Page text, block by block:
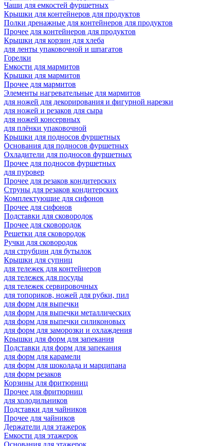
Чаши для емкостей фуршетных
Крышки для контейнеров для продуктов
Полки дренажные для контейнеров для продуктов
Прочее для контейнеров для продуктов
Крышки для корзин для хлеба
для ленты упаковочной и шпагатов
Горелки
Емкости для мармитов
Крышки для мармитов
Прочее для мармитов
Элементы нагревательные для мармитов
для ножей для декорирования и фигурной нарезки
для ножей и резаков для сыра
для ножей консервных
для плёнки упаковочной
Крышки для подносов фуршетных
Основания для подносов фуршетных
Охладители для подносов фуршетных
Прочее для подносов фуршетных
для пуровер
Прочее для резаков кондитерских
Струны для резаков кондитерских
Комплектующие для сифонов
Прочее для сифонов
Подставки для сковородок
Прочее для сковородок
Решетки для сковородок
Ручки для сковородок
для струбцин для бутылок
Крышки для супниц
для тележек для контейнеров
для тележек для посуды
для тележек сервировочных
для топориков, ножей для рубки, пил
для форм для выпечки
для форм для выпечки металлических
для форм для выпечки силиконовых
для форм для заморозки и охлаждения
Крышки для форм для запекания
Подставки для форм для запекания
для форм для карамели
для форм для шоколада и марципана
для форм резаков
Корзины для фритюрниц
Прочее для фритюрниц
для холодильников
Подставки для чайников
Прочее для чайников
Держатели для этажерок
Емкости для этажерок
Основания для этажерок